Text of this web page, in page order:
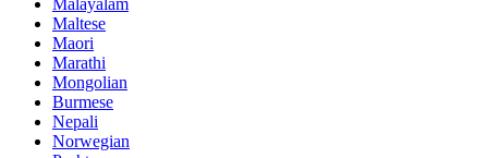
Maltese
Maori
Marathi
Mongolian
Burmese
Nepali
Norwegian